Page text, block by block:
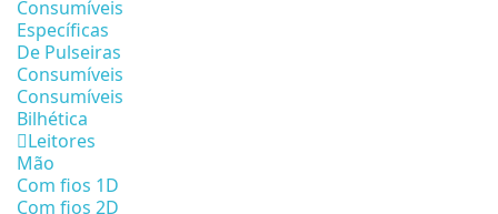
Consumíveis
Específicas
De Pulseiras
Consumíveis
Consumíveis
Bilhética
Leitores
Mão
Com fios 1D
Com fios 2D